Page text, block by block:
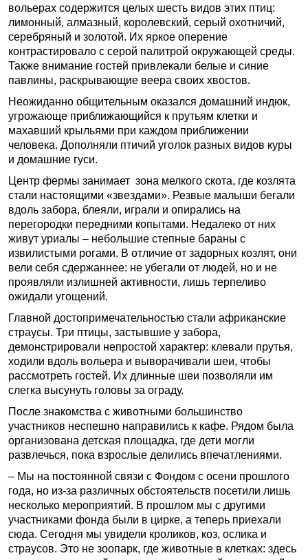
вольерах содержится целых шесть видов этих птиц:
лимонный, алмазный, королевский, серый охотничий,
серебряный и золотой. Их яркое оперение
контрастировало с серой палитрой окружающей среды.
Также внимание гостей привлекали белые и синие
павлины, раскрывающие веера своих хвостов.
Неожиданно общительным оказался домашний индюк,
угрожающе приближающийся к прутьям клетки и
махавший крыльями при каждом приближении
человека. Дополняли птичий уголок разных видов куры
и домашние гуси.
Центр фермы занимает зона мелкого скота, где козлята
стали настоящими «звездами». Резвые малыши бегали
вдоль забора, блеяли, играли и опирались на
перегородки передними копытами. Недалеко от них
живут уриалы – небольшие степные бараны с
извилистыми рогами. В отличие от задорных козлят, они
вели себя сдержаннее: не убегали от людей, но и не
проявляли излишней активности, лишь терпеливо
ожидали угощений.
Главной достопримечательностью стали африканские
страусы. Три птицы, застывшие у забора,
демонстрировали непростой характер: клевали прутья,
ходили вдоль вольера и выворачивали шеи, чтобы
рассмотреть гостей. Их длинные шеи позволяли им
слегка высунуть головы за ограду.
После знакомства с животными большинство
участников неспешно направились к кафе. Рядом была
организована детская площадка, где дети могли
развлечься, пока взрослые делились впечатлениями.
– Мы на постоянной связи с Фондом с осени прошлого
года, но из-за различных обстоятельств посетили лишь
несколько мероприятий. В прошлом мы с другими
участниками фонда были в цирке, а теперь приехали
сюда. Сегодня мы увидели кроликов, коз, ослика и
страусов. Это не зоопарк, где животные в клетках: здесь